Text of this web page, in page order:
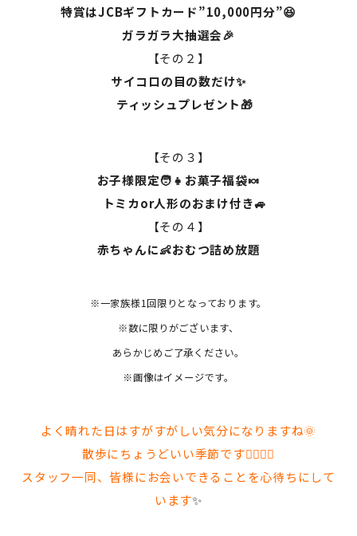
特賞はJCBギフトカード”10,000円分”😆
ガラガラ大抽選会🎉
【その２】
サイコロの目の数だけ✨
ティッシュプレゼント🎁
【その３】
お子様限定🧑👧お菓子福袋🍬
トミカor人形のおまけ付き🚙
【その４】
赤ちゃんに👶おむつ詰め放題
※一家族様1回限りとなっております。
※数に限りがございます、
あらかじめご了承ください。
※画像はイメージです。
よく晴れた日はすがすがしい気分になりますね🌞
散歩にちょうどいい季節です🚶‍♂️🚶‍♀️
スタッフ一同、皆様にお会いできることを心待ちにして
います✨